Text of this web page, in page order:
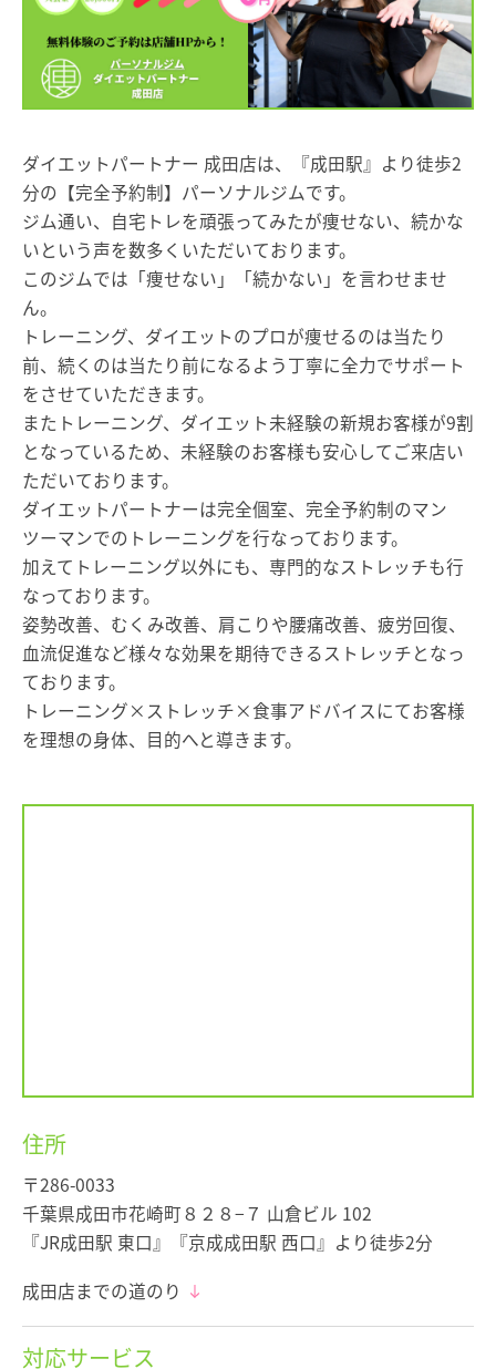
ダイエットパートナー 成田店は、『成田駅』より徒歩2
分の【完全予約制】パーソナルジムです。
ジム通い、自宅トレを頑張ってみたが痩せない、続かな
いという声を数多くいただいております。
このジムでは「痩せない」「続かない」を言わせませ
ん。
トレーニング、ダイエットのプロが痩せるのは当たり
前、続くのは当たり前になるよう丁寧に全力でサポート
をさせていただきます。
またトレーニング、ダイエット未経験の新規お客様が9割
となっているため、未経験のお客様も安心してご来店い
ただいております。
ダイエットパートナーは完全個室、完全予約制のマン
ツーマンでのトレーニングを行なっております。
加えてトレーニング以外にも、専門的なストレッチも行
なっております。
姿勢改善、むくみ改善、肩こりや腰痛改善、疲労回復、
血流促進など様々な効果を期待できるストレッチとなっ
ております。
トレーニング×ストレッチ×食事アドバイスにてお客様
を理想の身体、目的へと導きます。
住所
〒286-0033
千葉県成田市花崎町８２８−７ 山倉ビル 102
『JR成田駅 東口』『京成成田駅 西口』より徒歩2分
成田店までの道のり
対応サービス